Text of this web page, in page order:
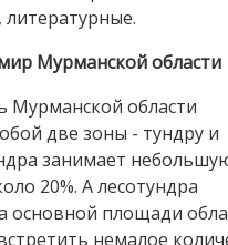
литературные.
Мурманской области
Мурманской области
две зоны - тундру и
занимает
20%. А лесотундра
основной площади
немалое